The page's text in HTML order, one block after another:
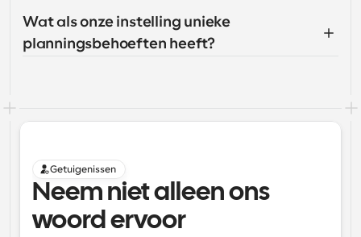
Wat als onze instelling unieke
planningsbehoeften heeft?
Getuigenissen
Neem niet alleen ons
woord ervoor